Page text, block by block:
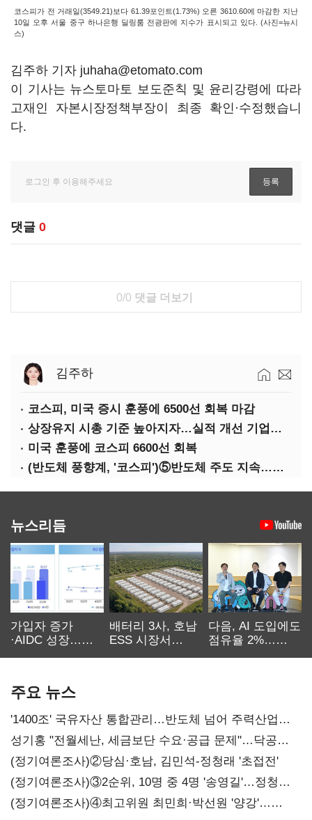
코스피가 전 거래일(3549.21)보다 61.39포인트(1.73%) 오른 3610.60에 마감한 지난
10일 오후 서울 중구 하나은행 딜링룸 전광판에 지수가 표시되고 있다. (사진=뉴시
스)
김주하 기자 juhaha@etomato.com
이 기사는 뉴스토마토 보도준칙 및 윤리강령에 따라
고재인 자본시장정책부장이 최종 확인·수정했습니
다.
댓글 0
0/0 댓글 더보기
김주하
코스피, 미국 증시 훈풍에 6500선 회복 마감
상장유지 시총 기준 높아지자…실적 개선 기업도 '관리종목'
미국 훈풍에 코스피 6600선 회복
(반도체 풍향계, '코스피')⑤반도체 주도 지속…코스피 성장축은 확대
뉴스리듬
가입자 증가
·AIDC 성장…
배터리 3사, 호남
ESS 시장서
다음, AI 도입에도
점유율 2%…
주요 뉴스
'1400조' 국유자산 통합관리…반도체 넘어 주력산업
구조혁신
성기홍 "전월세난, 세금보단 수요·공급 문제"…닥공
시사
(정기여론조사)②당심·호남, 김민석-정청래 '초접전'
(정기여론조사)③2순위, 10명 중 4명 '송영길'…정청래
'한 자릿수'
(정기여론조사)④최고위원 최민희·박선원 '양강'…